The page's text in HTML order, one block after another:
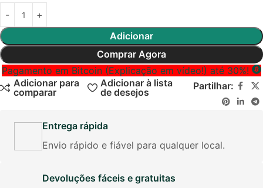
Adicionar
Comprar Agora
Pagamento em Bitcoin (Explicação em vídeo!) até 30%!
Adicionar para
comparar
Adicionar à lista
de desejos
Partilhar:
Entrega rápida
Envio rápido e fiável para qualquer local.
Devoluções fáceis e gratuitas